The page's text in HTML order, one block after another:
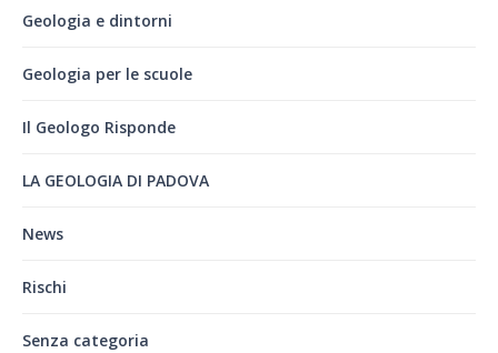
Geologia e dintorni
Geologia per le scuole
Il Geologo Risponde
LA GEOLOGIA DI PADOVA
News
Rischi
Senza categoria